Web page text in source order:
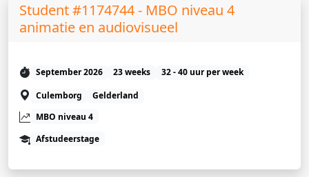
Student #1174744 - MBO niveau 4
animatie en audiovisueel
September 2026 23 weeks
32 - 40 uur per week
Culemborg
Gelderland
MBO niveau 4
Afstudeerstage